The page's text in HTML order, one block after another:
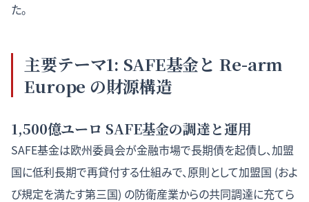
た。
主要テーマ1: SAFE基金と Re-arm
Europe の財源構造
1,500億ユーロ SAFE基金の調達と運用
SAFE基金は欧州委員会が金融市場で長期債を起債し、加盟
国に低利長期で再貸付する仕組みで、原則として加盟国 (およ
び規定を満たす第三国) の防衛産業からの共同調達に充てら